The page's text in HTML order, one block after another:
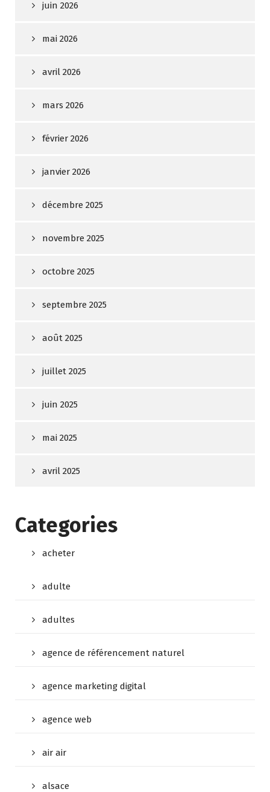
juin 2026
mai 2026
avril 2026
mars 2026
février 2026
janvier 2026
décembre 2025
novembre 2025
octobre 2025
septembre 2025
août 2025
juillet 2025
juin 2025
mai 2025
avril 2025
Categories
acheter
adulte
adultes
agence de référencement naturel
agence marketing digital
agence web
air air
alsace